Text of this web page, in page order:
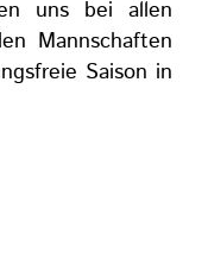
uns bei allen
Mannschaften
Saison in